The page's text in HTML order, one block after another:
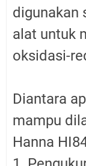
digunakan
alat untuk
oksidasi-
Diantara
mampu
Hanna